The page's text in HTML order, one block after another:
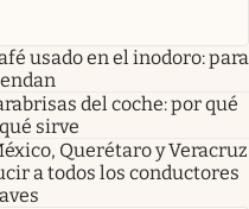
usado en el inodoro: para
del coche: por qué
sirve
Querétaro y Veracruz
a todos los conductores